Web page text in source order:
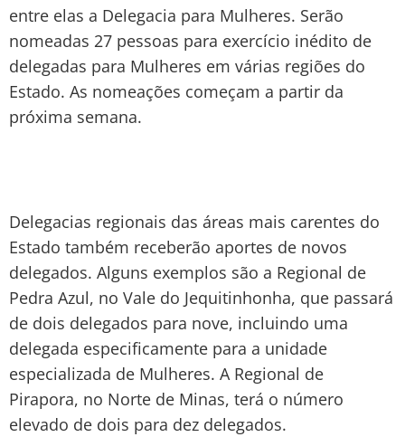
entre elas a Delegacia para Mulheres. Serão
nomeadas 27 pessoas para exercício inédito de
delegadas para Mulheres em várias regiões do
Estado. As nomeações começam a partir da
próxima semana.
Delegacias regionais das áreas mais carentes do
Estado também receberão aportes de novos
delegados. Alguns exemplos são a Regional de
Pedra Azul, no Vale do Jequitinhonha, que passará
de dois delegados para nove, incluindo uma
delegada especificamente para a unidade
especializada de Mulheres. A Regional de
Pirapora, no Norte de Minas, terá o número
elevado de dois para dez delegados.